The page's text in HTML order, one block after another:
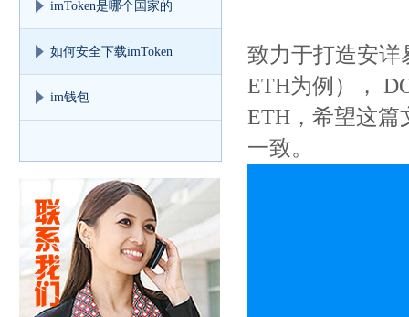
imToken是哪个国家的
如何安全下载imToken
im钱包
致力于打造安详
ETH为例），
ETH，希望这篇
一致。